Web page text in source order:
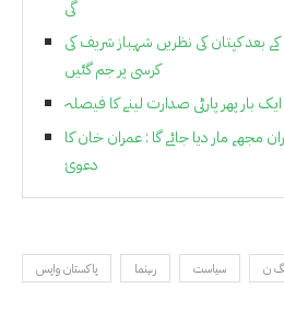
گی
بعد کپتان کی نظریں شہباز شریف کی
کرسی پر جم گئیں
بار پھر پارٹی صدارت لینے کا فیصلہ
مجھے مار دیا جائے گا : عمران خان کا
دعویٰ
پاکستان واپس رہنما سیاست ن